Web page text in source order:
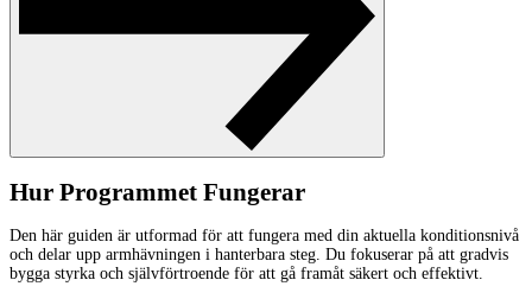
Hur Programmet Fungerar
Den här guiden är utformad för att fungera med din aktuella konditionsnivå
och delar upp armhävningen i hanterbara steg. Du fokuserar på att gradvis
bygga styrka och självförtroende för att gå framåt säkert och effektivt.